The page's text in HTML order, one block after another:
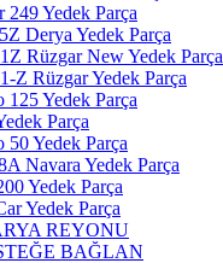
249 Yedek Parça
Derya Yedek Parça
Rüzgar New Yedek Parça
Z Rüzgar Yedek Parça
125 Yedek Parça
Parça
50 Yedek Parça
Navara Yedek Parça
Yedek Parça
Yedek Parça
REYONU
BAĞLAN